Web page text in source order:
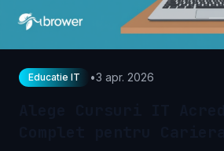
Educatie IT •3 apr. 2026